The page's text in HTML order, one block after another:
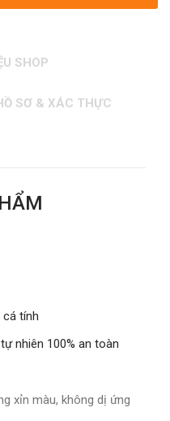
SHOP
SƠ & XÁC THỰC
cá tính
nhiên 100% an toàn
xỉn màu, không dị ứng